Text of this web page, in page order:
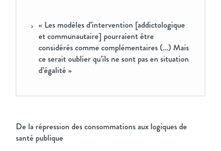
« Les modèles d’intervention [addictologique
et communautaire] pourraient être
considérés comme complémentaires (…) Mais
ce serait oublier qu’ils ne sont pas en situation
d’égalité »
De la répression des consommations aux logiques de
santé publique